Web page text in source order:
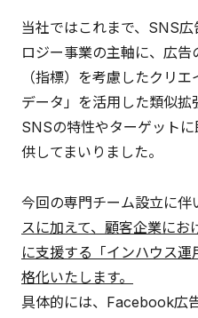
当社ではこれまで、SNS
ロジー事業の主軸に、広
（指標）を考慮したクリ
データ」を活用した類似拡
SNSの特性やターゲット
供してまいりました。
今回の専門チーム設立に伴
スに加えて、顧客企業に
に支援する「インハウス
格化いたします。
具体的には、Facebook広